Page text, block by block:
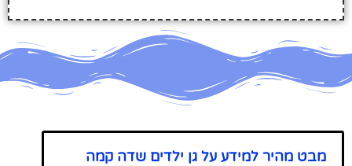
מבט מהיר למידע על גן ילדים שדה קמה